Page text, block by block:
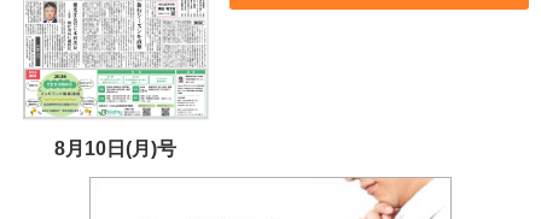
8月10日(月)号